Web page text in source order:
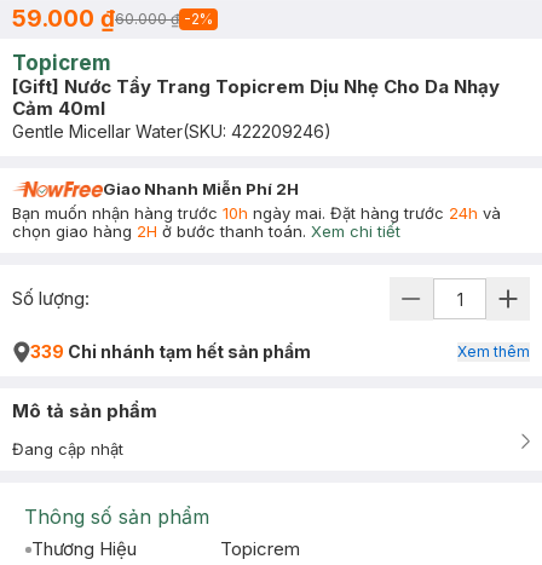
59.000 ₫60.000 ₫ -2%
Topicrem
[Gift] Nước Tẩy Trang Topicrem Dịu Nhẹ Cho Da Nhạy
Cảm 40ml
Gentle Micellar Water(SKU: 422209246)
Giao Nhanh Miễn Phí 2H
Bạn muốn nhận hàng trước 10h ngày mai. Đặt hàng trước 24h và
chọn giao hàng 2H ở bước thanh toán. Xem chi tiết
Số lượng:
339 Chi nhánh tạm hết sản phẩm Xem thêm
Mô tả sản phẩm
Đang cập nhật
Thông số sản phẩm
Thương Hiệu
Topicrem